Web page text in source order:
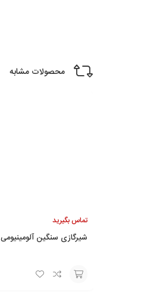
محصولات مشابه
تماس بگیرید
شیرگازی سنگین آلومینیومی AZAR 101 A سایز 1 شرکت آذران